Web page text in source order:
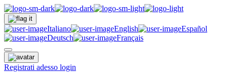
Italiano English
Español
Deutsch
Français
Registrati adesso login